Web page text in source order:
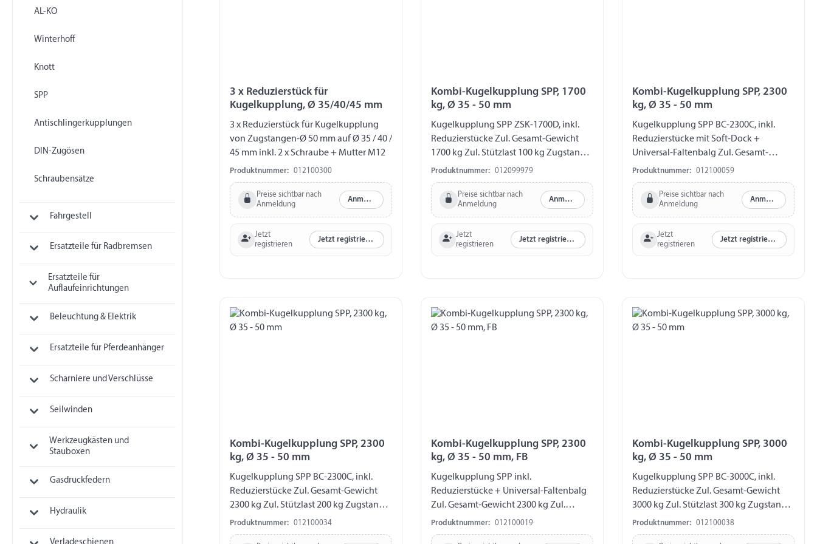
AL-KO
Winterhoff
Knott
SPP
Antischlingerkupplungen
DIN-Zugösen
Schraubensätze
Fahrgestell
Ersatzteile für Radbremsen
Ersatzteile für
Auflaufeinrichtungen
Beleuchtung & Elektrik
Ersatzteile für Pferdeanhänger
Scharniere und Verschlüsse
Seilwinden
Werkzeugkästen und
Stauboxen
Gasdruckfedern
Hydraulik
3 x Reduzierstück für
Kugelkupplung, Ø 35/40/45 mm
3 x Reduzierstück für Kugelkupplung
von Zugstangen-Ø 50 mm auf Ø 35 / 40 /
45 mm inkl. 2 x Schraube + Mutter M12
Produktnummer: 012100300
Preise sichtbar nach
Anmeldung
Anmelden
Jetzt
registrieren
Jetzt registrieren
Kombi-Kugelkupplung SPP, 1700
kg, Ø 35 - 50 mm
Kugelkupplung SPP ZSK-1700D, inkl.
Reduzierstücke Zul. Gesamt-Gewicht
1700 kg Zul. Stützlast 100 kg Zugstange-
Ø 50 mm Reduzierstücke auf Ø 35 / 40 /
45 mm Bohrung horizontal Ø 12,5 mm
Bohrung vertikal Ø 12,5 mm Abstand
Bohrungen horizontal 47 - 54 mm
Produktnummer: 012099979
Preise sichtbar nach
Anmeldung
Anmelden
Jetzt
registrieren
Jetzt registrieren
Kombi-Kugelkupplung SPP, 2300
kg, Ø 35 - 50 mm
Kugelkupplung SPP BC-2300C, inkl.
Reduzierstücke mit Soft-Dock +
Universal-Faltenbalg Zul. Gesamt-
Gewicht 2300 kg Zul. Stützlast 200 kg
Zugstange-Ø 50 mm Reduzierstücke auf
Ø 35 / 40 / 45 mm Bohrung horizontal Ø
12,5 mm Bohrung vertikal Ø 12,5 mm
mm Abstand Bohrungen vertikal 40 mm
Produktnummer: 012100059
Preise sichtbar nach
Anmeldung
Anmelden
Jetzt
registrieren
Jetzt registrieren
Kombi-Kugelkupplung SPP, 2300
kg, Ø 35 - 50 mm
Kugelkupplung SPP BC-2300C, inkl.
Reduzierstücke Zul. Gesamt-Gewicht
2300 kg Zul. Stützlast 200 kg Zugstange-
Ø 50 mm Reduzierstücke auf Ø 35 / 40 /
45 mm Bohrung horizontal Ø 12,5 mm
Produktnummer: 012100034
Kombi-Kugelkupplung SPP, 2300
kg, Ø 35 - 50 mm, FB
Kugelkupplung SPP inkl.
Reduzierstücke + Universal-Faltenbalg
Zul. Gesamt-Gewicht 2300 kg Zul.
Stützlast 200 kg Zugstange-Ø 50 mm
Reduzierstücke auf Ø 35 / 40 / 45 mm
Produktnummer: 012100019
Kombi-Kugelkupplung SPP, 3000
kg, Ø 35 - 50 mm
Kugelkupplung SPP BC-3000C, inkl.
Reduzierstücke Zul. Gesamt-Gewicht
3000 kg Zul. Stützlast 300 kg Zugstange-
Ø 50 mm Reduzierstücke auf Ø 35 / 40 /
45 mm Bohrung horizontal Ø 12,5 mm
Produktnummer: 012100038